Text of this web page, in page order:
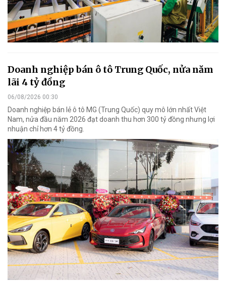
Doanh nghiệp bán ô tô Trung Quốc, nửa năm
lãi 4 tỷ đồng
06/08/2026 00:30
Doanh nghiệp bán lẻ ô tô MG (Trung Quốc) quy mô lớn nhất Việt
Nam, nửa đầu năm 2026 đạt doanh thu hơn 300 tỷ đồng nhưng lợi
nhuận chỉ hơn 4 tỷ đồng.